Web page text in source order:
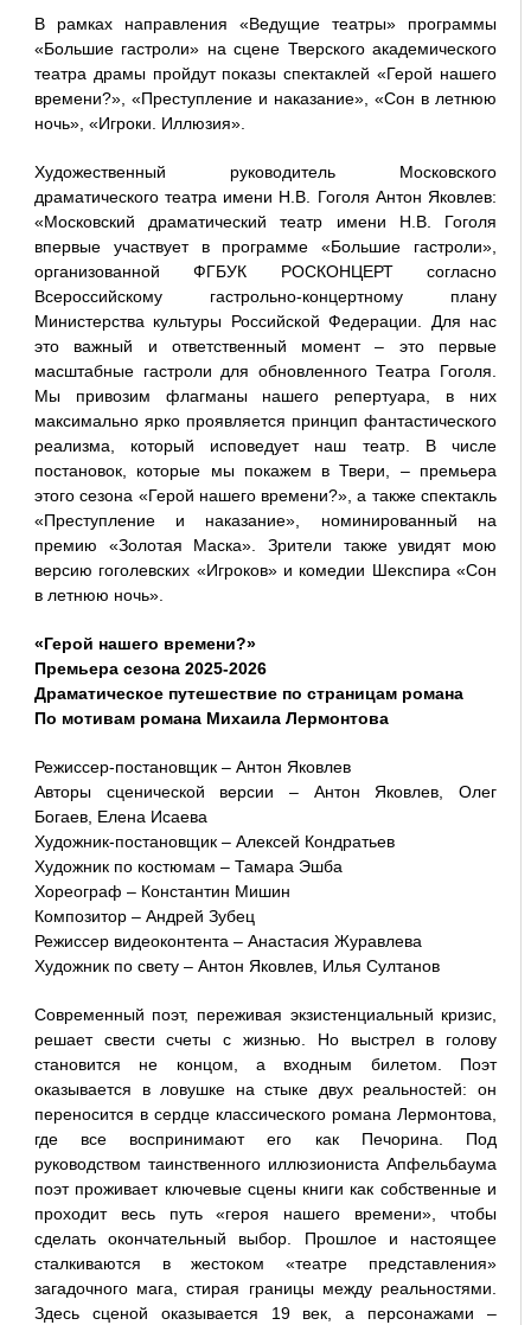
В рамках направления «Ведущие театры» программы
«Большие гастроли» на сцене Тверского академического
театра драмы пройдут показы спектаклей «Герой нашего
времени?», «Преступление и наказание», «Сон в летнюю
ночь», «Игроки. Иллюзия».
Художественный руководитель Московского
драматического театра имени Н.В. Гоголя Антон Яковлев:
«Московский драматический театр имени Н.В. Гоголя
впервые участвует в программе «Большие гастроли»,
организованной ФГБУК РОСКОНЦЕРТ согласно
Всероссийскому гастрольно-концертному плану
Министерства культуры Российской Федерации. Для нас
это важный и ответственный момент – это первые
масштабные гастроли для обновленного Театра Гоголя.
Мы привозим флагманы нашего репертуара, в них
максимально ярко проявляется принцип фантастического
реализма, который исповедует наш театр. В числе
постановок, которые мы покажем в Твери, – премьера
этого сезона «Герой нашего времени?», а также спектакль
«Преступление и наказание», номинированный на
премию «Золотая Маска». Зрители также увидят мою
версию гоголевских «Игроков» и комедии Шекспира «Сон
в летнюю ночь».
«Герой нашего времени?»
Премьера сезона 2025-2026
Драматическое путешествие по страницам романа
По мотивам романа Михаила Лермонтова
Режиссер-постановщик – Антон Яковлев
Авторы сценической версии – Антон Яковлев, Олег
Богаев, Елена Исаева
Художник-постановщик – Алексей Кондратьев
Художник по костюмам – Тамара Эшба
Хореограф – Константин Мишин
Композитор – Андрей Зубец
Режиссер видеоконтента – Анастасия Журавлева
Художник по свету – Антон Яковлев, Илья Султанов
Современный поэт, переживая экзистенциальный кризис,
решает свести счеты с жизнью. Но выстрел в голову
становится не концом, а входным билетом. Поэт
оказывается в ловушке на стыке двух реальностей: он
переносится в сердце классического романа Лермонтова,
где все воспринимают его как Печорина. Под
руководством таинственного иллюзиониста Апфельбаума
поэт проживает ключевые сцены книги как собственные и
проходит весь путь «героя нашего времени», чтобы
сделать окончательный выбор. Прошлое и настоящее
сталкиваются в жестоком «театре представления»
загадочного мага, стирая границы между реальностями.
Здесь сценой оказывается 19 век, а персонажами –